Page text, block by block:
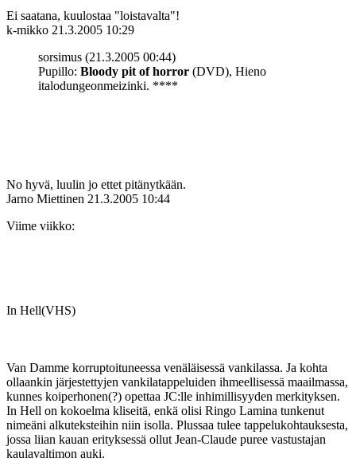
Ei saatana, kuulostaa "loistavalta"!
k-mikko 21.3.2005 10:29
sorsimus (21.3.2005 00:44)
Pupillo: Bloody pit of horror (DVD), Hieno
italodungeonmeizinki. ****
No hyvä, luulin jo ettet pitänytkään.
Jarno Miettinen 21.3.2005 10:44
Viime viikko:
In Hell(VHS)
Van Damme korruptoituneessa venäläisessä vankilassa. Ja kohta
ollaankin järjestettyjen vankilatappeluiden ihmeellisessä maailmassa,
kunnes koiperhonen(?) opettaa JC:lle inhimillisyyden merkityksen.
In Hell on kokoelma kliseitä, enkä olisi Ringo Lamina tunkenut
nimeäni alkuteksteihin niin isolla. Plussaa tulee tappelukohtauksesta,
jossa liian kauan erityksessä ollut Jean-Claude puree vastustajan
kaulavaltimon auki.